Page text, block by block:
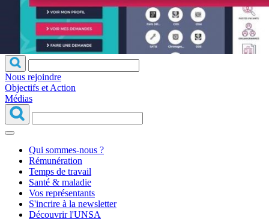
Santé & maladie
Vos représentants
Nous rejoindre
Objectifs et Action
Médias
Qui sommes-nous ?
Rémunération
Temps de travail
Santé & maladie
Vos représentants
S'incrire à la newsletter
Découvrir l'UNSA